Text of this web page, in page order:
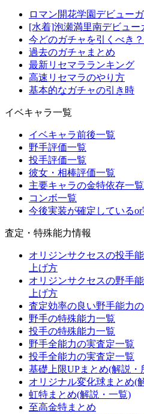
ロマン開花学園デビュー
[水着]泡瀬満里南デビュー
今どのガチャを引くべき
過去のガチャまとめ
最新リセマラランキング
高速リセマラのやり方
基本的なガチャの引き時
イベキャラ一覧
イベキャラ前後一覧
野手評価一覧
投手評価一覧
彼女・相棒評価一覧
主要キャラの金特依存一覧
コンボ一覧
今後実装が確定している
査定・特殊能力情報
オリジンサクセスの投手
上げ方
オリジンサクセスの野手
上げ方
査定効率の良い野手能力
野手の特殊能力一覧
投手の特殊能力一覧
野手全能力の実査定一覧
投手全能力の実査定一覧
基礎上限UPまとめ(解説・
オリジナル変化球まとめ(
虹特まとめ(解説・一覧)
至高金特まとめ